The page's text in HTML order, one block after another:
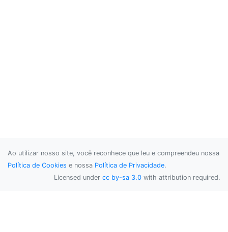
Ao utilizar nosso site, você reconhece que leu e compreendeu nossa
Política de Cookies e nossa Política de Privacidade.
Licensed under cc by-sa 3.0 with attribution required.